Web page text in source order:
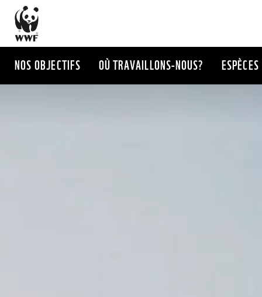
Aller
contenu
principal
NOS OBJECTIFS OÙ TRAVAILLONS-NOUS? ESPÈCES